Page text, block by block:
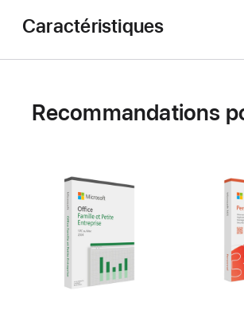
Caractéristiques
Recommandations